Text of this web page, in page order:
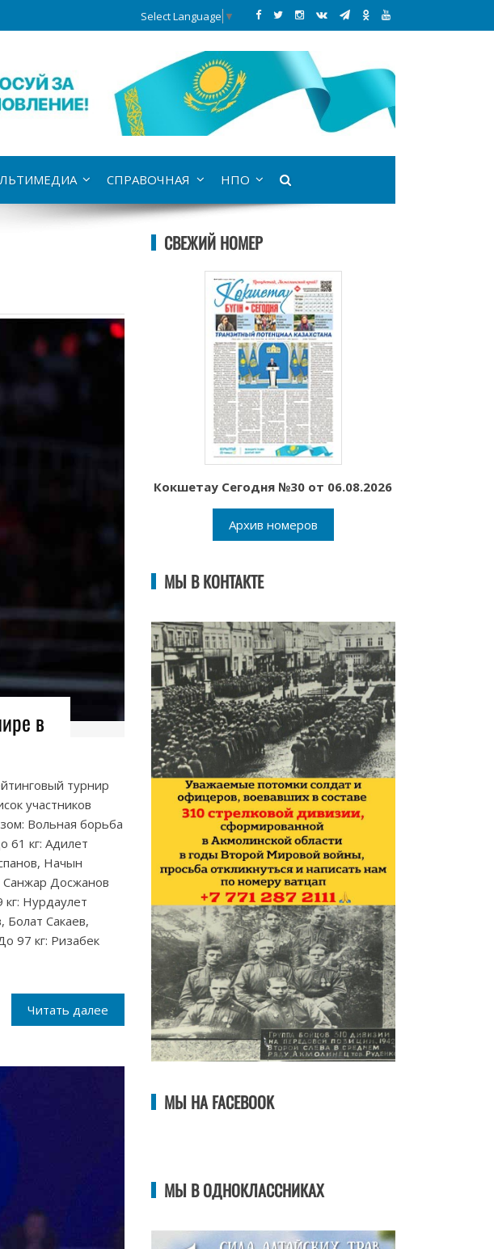
Select Language ▼
СПРАВОЧНАЯ НПО
в
турнир
участников
Вольная борьба
61 кг: Адилет
Начын
Санжар Досжанов
Нурдаулет
Сакаев,
97 кг: Ризабек
Читать далее
СВЕЖИЙ НОМЕР
Кокшетау Сегодня №30 от 06.08.2026
Архив номеров
МЫ В КОНТАКТЕ
МЫ НА FACEBOOK
МЫ В ОДНОКЛАССНИКАХ